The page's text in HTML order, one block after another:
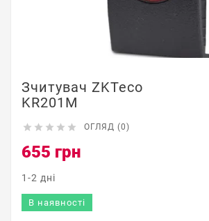
Зчитувач ZKTeco
KR201M
     ОГЛЯД (0)
655 грн
1-2 дні
В наявності